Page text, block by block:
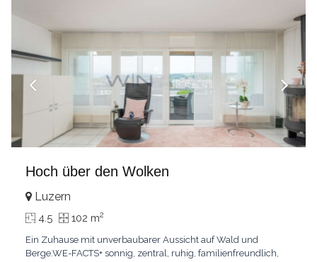
Hoch über den Wolken
Luzern
4.5 102 m2
Ein Zuhause mit unverbaubarer Aussicht auf Wald und
Berge.WE-FACTS+ sonnig, zentral, ruhig, familienfreundlich,